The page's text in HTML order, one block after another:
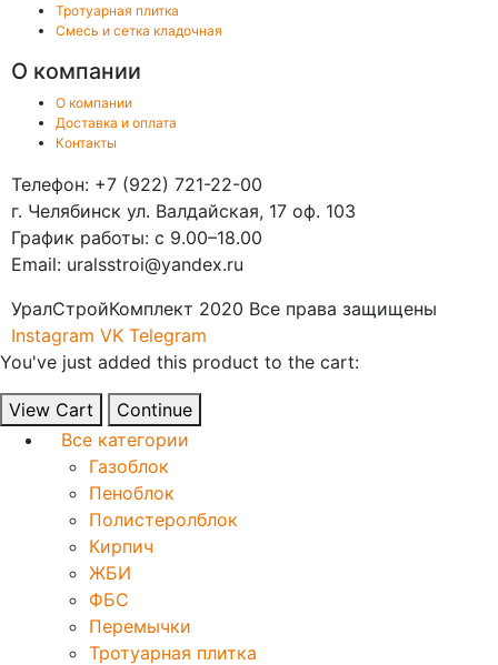
Тротуарная плитка
Смесь и сетка кладочная
О компании
О компании
Доставка и оплата
Контакты
Телефон: +7 (922) 721-22-00
г. Челябинск ул. Валдайская, 17 оф. 103
График работы: с 9.00–18.00
Email: uralsstroi@yandex.ru
УралСтройКомплект 2020 Все права защищены
Instagram VK Telegram
You've just added this product to the cart:
View Cart
Continue
Все категории
Газоблок
Пеноблок
Полистеролблок
Кирпич
ЖБИ
ФБС
Перемычки
Тротуарная плитка